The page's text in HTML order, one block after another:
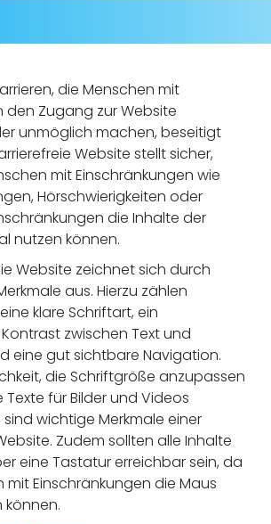
die Menschen mit
den Zugang zur Website
unmöglich machen, beseitigt
Website stellt sicher,
mit Einschränkungen wie
Hörschwierigkeiten oder
die Inhalte der
nutzen können.
Website zeichnet sich durch
aus. Hierzu zählen
klare Schriftart, ein
zwischen Text und
eine gut sichtbare Navigation.
die Schriftgröße anzupassen
für Bilder und Videos
wichtige Merkmale einer
Zudem sollten alle Inhalte
eine Tastatur erreichbar sein, da
mit Einschränkungen die Maus